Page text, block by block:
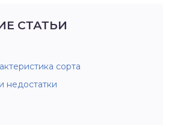
СТАТЬИ
сорта
недостатки